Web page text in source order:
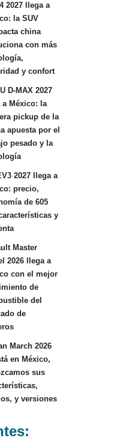
2027 llega a
la SUV
china
con más
y confort
D-MAX 2027
a México: la
pickup de la
apuesta por el
pesado y la
2027 llega a
precio,
de 605
y
Master
2026 llega a
con el mejor
de
del
de
March 2026
en México,
sus
y versiones